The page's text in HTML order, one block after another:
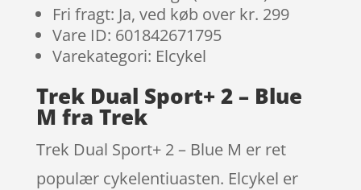
Fri fragt: Ja, ved køb over kr. 299
Vare ID: 601842671795
Varekategori: Elcykel
Trek Dual Sport+ 2 – Blue
M fra Trek
Trek Dual Sport+ 2 – Blue M er ret
populær cykelentiuasten. Elcykel er